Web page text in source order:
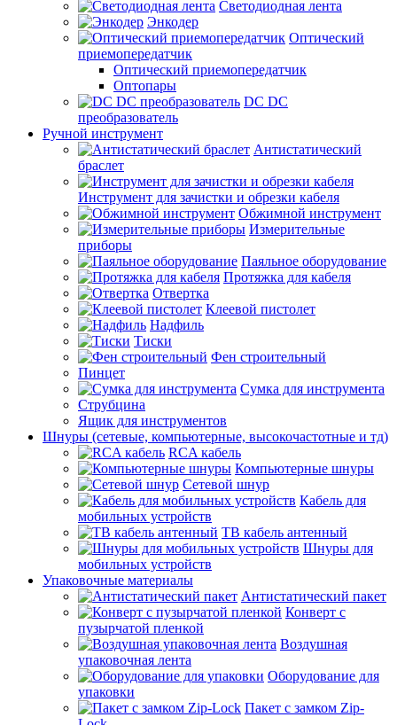
Светодиодная лента
Энкодер
Оптический
приемопередатчик
Оптический приемопередатчик
Оптопары
DC DC
преобразователь
Ручной инструмент
Антистатический
браслет
Инструмент для зачистки и обрезки кабеля
Обжимной инструмент
Измерительные
приборы
Паяльное оборудование
Протяжка для кабеля
Отвертка
Клеевой пистолет
Надфиль
Тиски
Фен строительный
Пинцет
Сумка для инструмента
Струбцина
Ящик для инструментов
Шнуры (сетевые, компьютерные, высокочастотные и тд)
RCA кабель
Компьютерные шнуры
Сетевой шнур
Кабель для
мобильных устройств
ТВ кабель антенный
Шнуры для
мобильных устройств
Упаковочные материалы
Антистатический пакет
Конверт с
пузырчатой пленкой
Воздушная
упаковочная лента
Оборудование для
упаковки
Пакет с замком Zip-